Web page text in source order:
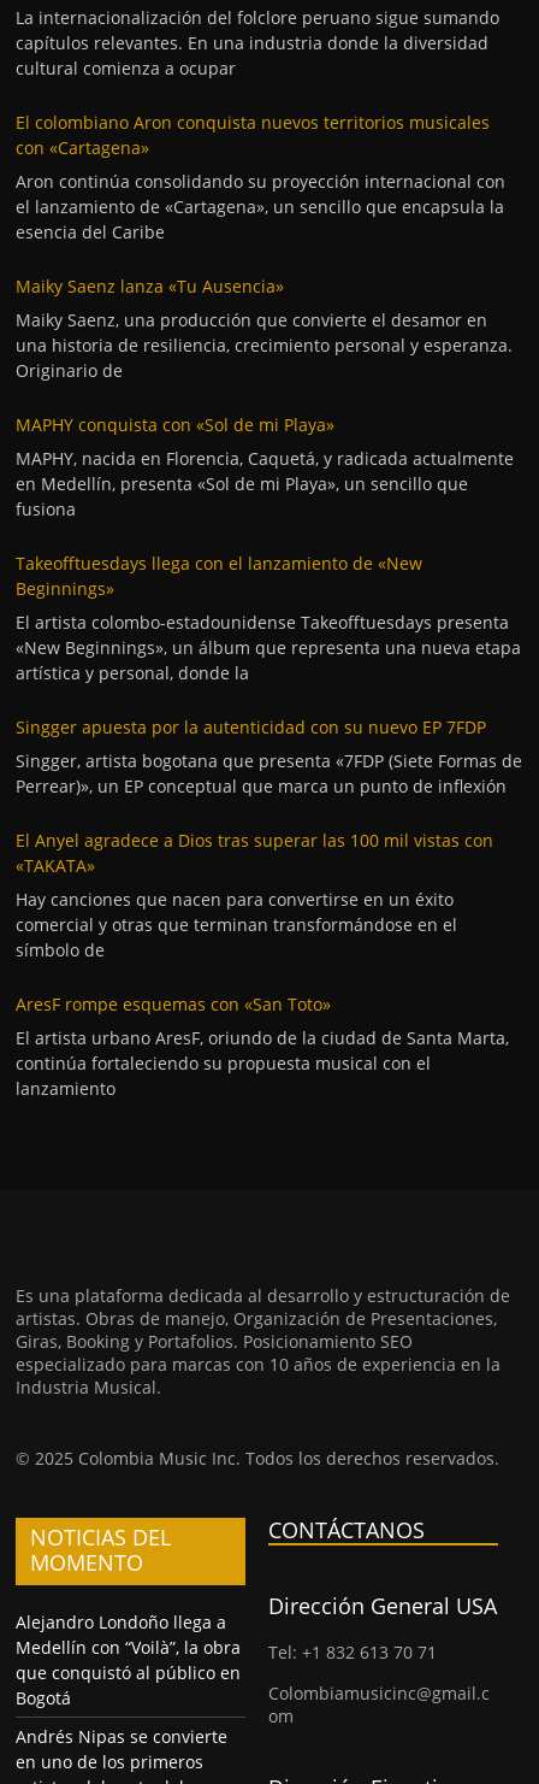
La internacionalización del folclore peruano sigue sumando
capítulos relevantes. En una industria donde la diversidad
cultural comienza a ocupar
El colombiano Aron conquista nuevos territorios musicales
con «Cartagena»
Aron continúa consolidando su proyección internacional con
el lanzamiento de «Cartagena», un sencillo que encapsula la
esencia del Caribe
Maiky Saenz lanza «Tu Ausencia»
Maiky Saenz, una producción que convierte el desamor en
una historia de resiliencia, crecimiento personal y esperanza.
Originario de
MAPHY conquista con «Sol de mi Playa»
MAPHY, nacida en Florencia, Caquetá, y radicada actualmente
en Medellín, presenta «Sol de mi Playa», un sencillo que
fusiona
Takeofftuesdays llega con el lanzamiento de «New
Beginnings»
El artista colombo-estadounidense Takeofftuesdays presenta
«New Beginnings», un álbum que representa una nueva etapa
artística y personal, donde la
Singger apuesta por la autenticidad con su nuevo EP 7FDP
Singger, artista bogotana que presenta «7FDP (Siete Formas de
Perrear)», un EP conceptual que marca un punto de inflexión
El Anyel agradece a Dios tras superar las 100 mil vistas con
«TAKATA»
Hay canciones que nacen para convertirse en un éxito
comercial y otras que terminan transformándose en el
símbolo de
AresF rompe esquemas con «San Toto»
El artista urbano AresF, oriundo de la ciudad de Santa Marta,
continúa fortaleciendo su propuesta musical con el
lanzamiento
Es una plataforma dedicada al desarrollo y estructuración de
artistas. Obras de manejo, Organización de Presentaciones,
Giras, Booking y Portafolios. Posicionamiento SEO
especializado para marcas con 10 años de experiencia en la
Industria Musical.
© 2025 Colombia Music Inc. Todos los derechos reservados.
NOTICIAS DEL
MOMENTO
Alejandro Londoño llega a
Medellín con “Voilà”, la obra
que conquistó al público en
Bogotá
Andrés Nipas se convierte
en uno de los primeros
CONTÁCTANOS
Dirección General USA
Tel: +1 832 613 70 71
Colombiamusicinc@gmail.c
om